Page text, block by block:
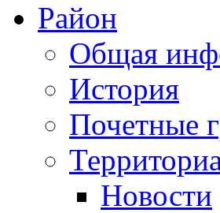
Район
Общая
История
Почетные
Новости